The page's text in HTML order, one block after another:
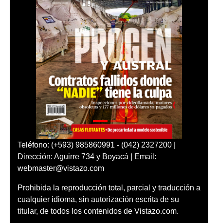
Teléfono: (+593) 985860991 - (042) 2327200 |
Dirección: Aguirre 734 y Boyacá | Email:
webmaster@vistazo.com
Prohibida la reproducción total, parcial y traducción a
cualquier idioma, sin autorización escrita de su
titular, de todos los contenidos de Vistazo.com.